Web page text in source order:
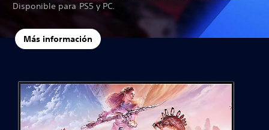
Disponible para PS5 y PC.
Más información